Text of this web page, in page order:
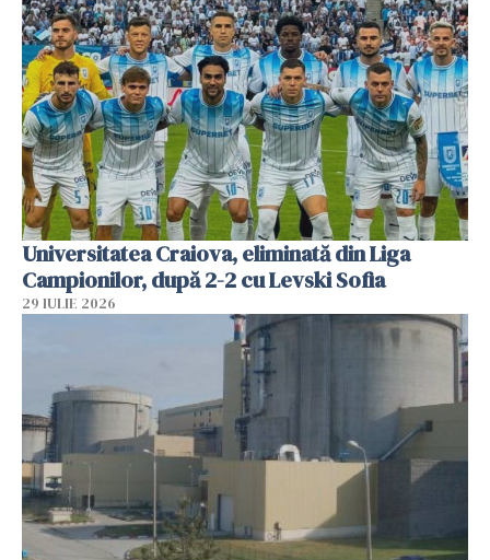
Universitatea Craiova, eliminată din Liga
Campionilor, după 2-2 cu Levski Sofia
29 IULIE 2026